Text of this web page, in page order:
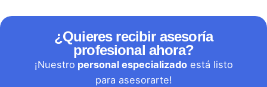
¿Quieres recibir asesoría
profesional ahora?
¡Nuestro personal especializadoestá listo
para asesorarte!